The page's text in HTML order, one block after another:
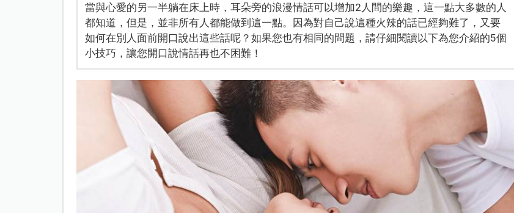
當與心愛的另一半躺在床上時，耳朵旁的浪漫情話可以增加2人間的樂趣，這一點大多數的人
都知道，但是，並非所有人都能做到這一點。因為對自己說這種火辣的話已經夠難了，又要
如何在別人面前開口說出這些話呢？如果您也有相同的問題，請仔細閱讀以下為您介紹的5個
小技巧，讓您開口說情話再也不困難！